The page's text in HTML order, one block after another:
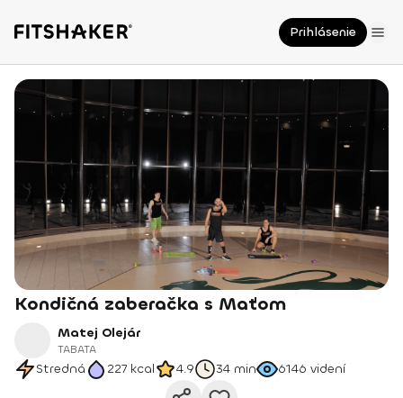
Prihlásenie
Kondičná zaberačka s Maťom
Matej Olejár
TABATA
Stredná 227 kcal 4.9 34 min 6146 videní